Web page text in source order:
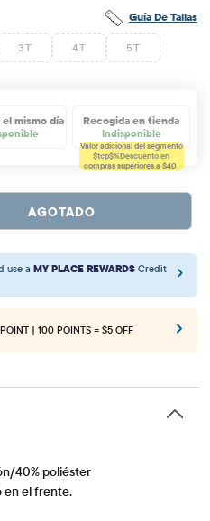
Guía De Tallas
3T 4T 5T
mismo día Recogida en tienda
Indisponible
Valor adicional del segmento
$tcp$%Descuento en
compras superiores a $40.
AGOTADO
use a MY PLACE REWARDS Credit
POINT | 100 POINTS = $5 OFF
40% poliéster
en el frente.